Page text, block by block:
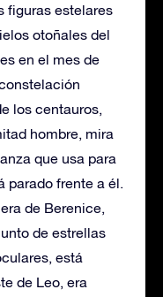
figuras estelares
otoñales del
en el mes de
los centauros,
hombre, mira
que usa para
parado frente a él.
de Berenice,
de estrellas
está
de Leo, era